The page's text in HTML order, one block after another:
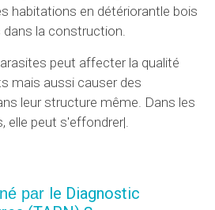
habitations en détériorantle bois
la construction.
peut affecter la qualité
mais aussi causer des
leur structure même. Dans les
elle peut s'effondrer|.
par le Diagnostic